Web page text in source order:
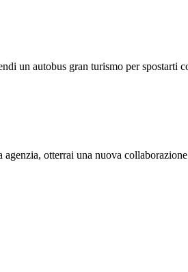
un autobus gran turismo per spostarti
agenzia, otterrai una nuova